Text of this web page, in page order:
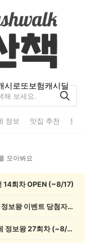
시로또보험캐시딜
정보 맛집 추천 분
모아봐요
14회차 OPEN (~8/17)
💰[당첨자 발표] 26회차 우리 동네 정보왕 이벤트 당첨자를 발표합니다!
💸 전원 2,000캐시 지급! 우리 동네 정보왕 27회차 (~8/10)